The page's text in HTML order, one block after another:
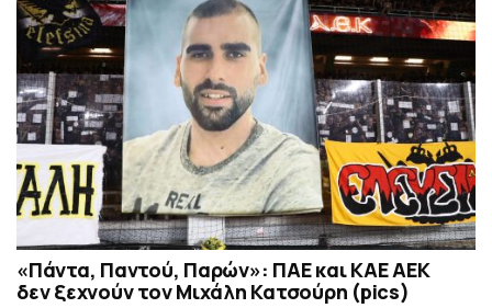
«Πάντα, Παντού, Παρών»: ΠΑΕ και ΚΑΕ ΑΕΚ
δεν ξεχνούν τον Μιχάλη Κατσούρη (pics)